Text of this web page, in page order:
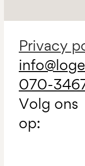
Privacy
070-
Volg ons
op: